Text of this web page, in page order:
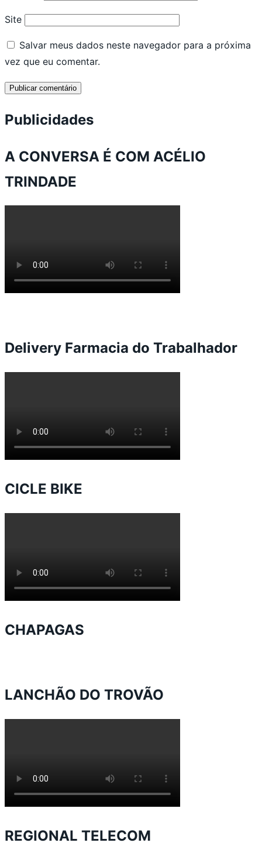
Site
Salvar meus dados neste navegador para a próxima
vez que eu comentar.
Publicidades
A CONVERSA É COM ACÉLIO
TRINDADE
Delivery Farmacia do Trabalhador
CICLE BIKE
CHAPAGAS
LANCHÃO DO TROVÃO
REGIONAL TELECOM